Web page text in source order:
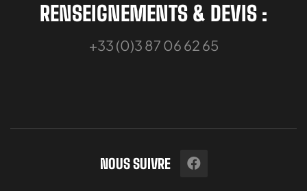
RENSEIGNEMENTS & DEVIS :
+33 (0)3 87 06 62 65
NOUS SUIVRE